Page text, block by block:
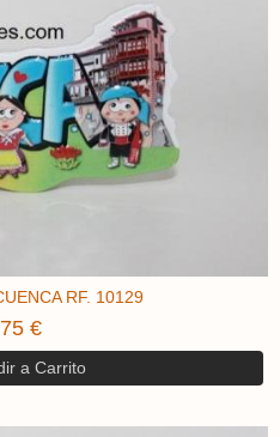
​RF. 10129
€
a Carrito